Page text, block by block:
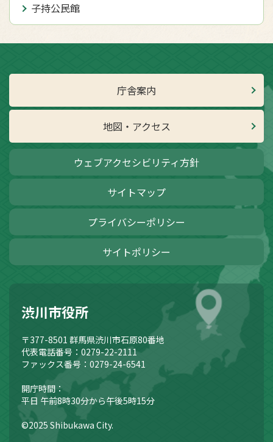
子持公民館
庁舎案内
地図・アクセス
ウェブアクセシビリティ方針
サイトマップ
プライバシーポリシー
サイトポリシー
渋川市役所
〒377-8501 群馬県渋川市石原80番地
代表電話番号：0279-22-2111
ファックス番号：0279-24-6541
開庁時間：
平日 午前8時30分から午後5時15分
©2025 Shibukawa City.